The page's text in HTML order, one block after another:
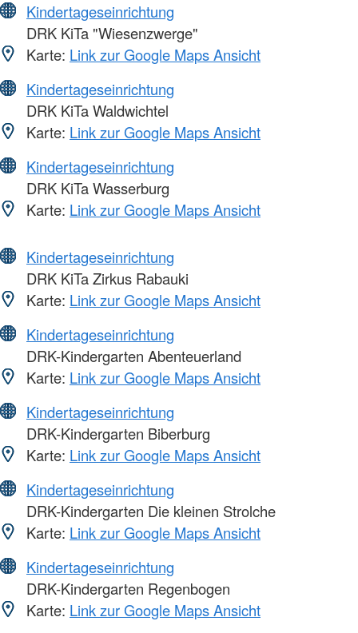
Kindertageseinrichtung
DRK KiTa "Wiesenzwerge"
Karte: Link zur Google Maps Ansicht
Kindertageseinrichtung
DRK KiTa Waldwichtel
Karte: Link zur Google Maps Ansicht
Kindertageseinrichtung
DRK KiTa Wasserburg
Karte: Link zur Google Maps Ansicht
Kindertageseinrichtung
DRK KiTa Zirkus Rabauki
Karte: Link zur Google Maps Ansicht
Kindertageseinrichtung
DRK-Kindergarten Abenteuerland
Karte: Link zur Google Maps Ansicht
Kindertageseinrichtung
DRK-Kindergarten Biberburg
Karte: Link zur Google Maps Ansicht
Kindertageseinrichtung
DRK-Kindergarten Die kleinen Strolche
Karte: Link zur Google Maps Ansicht
Kindertageseinrichtung
DRK-Kindergarten Regenbogen
Karte: Link zur Google Maps Ansicht